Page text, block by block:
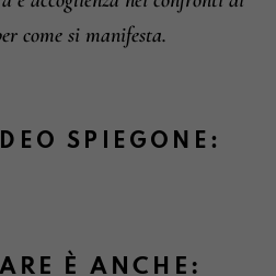
come si manifesta.
SPIEGONE:
È ANCHE: